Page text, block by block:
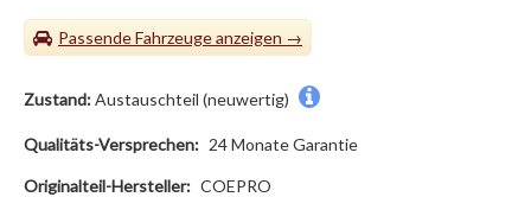
Passende Fahrzeuge
Zustand:Austauschteil (neuwertig)
Qualitäts-Versprechen: 24 Monate Garantie
Originalteil-Hersteller: COEPRO